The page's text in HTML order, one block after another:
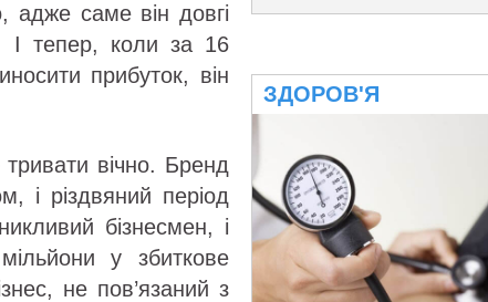
адже саме він довгі
І тепер, коли за 16
прибуток, він
вічно. Бренд
і різдвяний період
бізнесмен, і
у збиткове
не пов’язаний з
ЗДОРОВ'Я